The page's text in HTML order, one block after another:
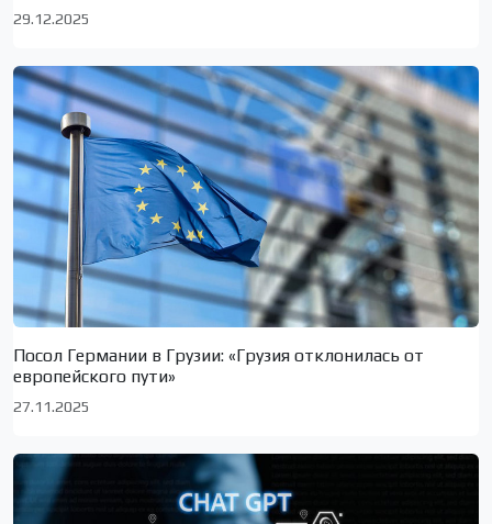
29.12.2025
Посол Германии в Грузии: «Грузия отклонилась от
европейского пути»
27.11.2025